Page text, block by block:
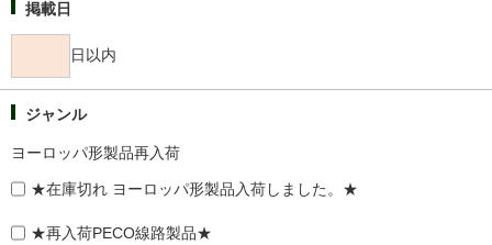
掲載日
日以内
ジャンル
ヨーロッパ形製品再入荷
★在庫切れ ヨーロッパ形製品入荷しました。★
★再入荷PECO線路製品★